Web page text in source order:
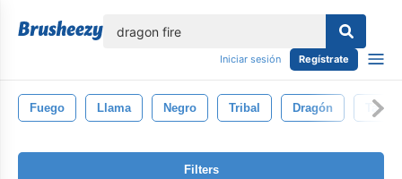
Iniciar sesión Regístrate
Fuego Llama Negro Tribal Dragón
Filters